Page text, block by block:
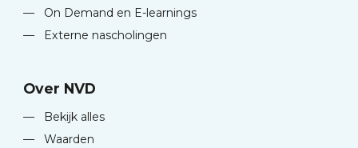
—
On Demand en E-learnings
—
Externe nascholingen
Over NVD
—
Bekijk alles
—
Waarden